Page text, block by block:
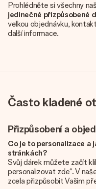
Prohlédněte si všechny
jedinečné přizpůsobené
velkou objednávku,
další informace.
Často kladené
Přizpůsobení a
Co je to personalizace a
stránkách?
Svůj dárek můžete začít
personalizovat zde“. V
zcela přizpůsobit Vašim